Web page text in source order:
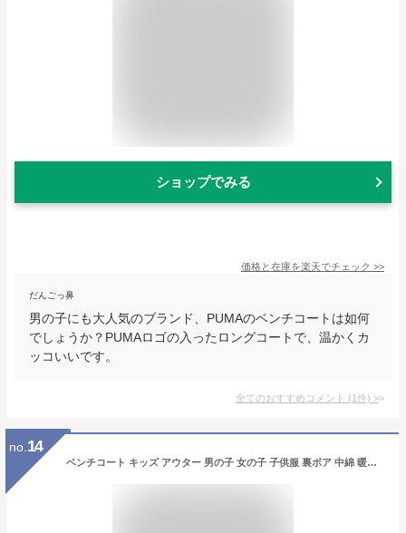
ショップでみる
価格と在庫を楽天でチェック >>
だんごっ鼻
男の子にも大人気のブランド、PUMAのベンチコートは如何
でしょうか？PUMAロゴの入ったロングコートで、温かくカ
ッコいいです。
全てのおすすめコメント (1件) >
no. 14
ベンチコート キッズ アウター 男の子 女の子 子供服 裏ボア 中綿 暖かい 軽い 超撥水加工 雪 防寒 あったか ジュニア ダウンジャケット ロング コート 子ども服 小学生 中学生 幼稚園 子供 服 流行 可愛い 韓国子供服 冬 春 秋 120cm 130cm 140cm 150cm 160cm